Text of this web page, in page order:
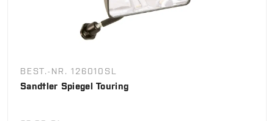
BEST.-NR. 126010SL
Sandtler Spiegel Touring